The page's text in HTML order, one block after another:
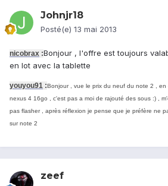
Johnjr18
Posté(e) 13 mai 2013
nicobrax :Bonjour , l'offre est toujours
en lot avec la tablette
youyou91 :Bonjour , vue le prix du neuf du note 2 ,
nexus 4 16go , c'est pas a moi de rajouté des sous :) ,
pas flasher , après réflexion je pense que je préfère ne
sur note 2
zeef